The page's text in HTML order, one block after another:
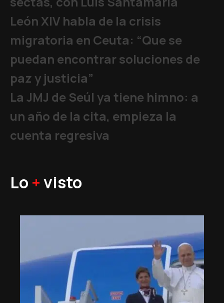
León XIV habla de la crisis
migratoria en Ceuta: “Que se
puedan encontrar soluciones de
paz y justicia”
La JMJ de Seúl ya tiene himno: a
un año de la cita, empieza la
cuenta regresiva
Lo +visto